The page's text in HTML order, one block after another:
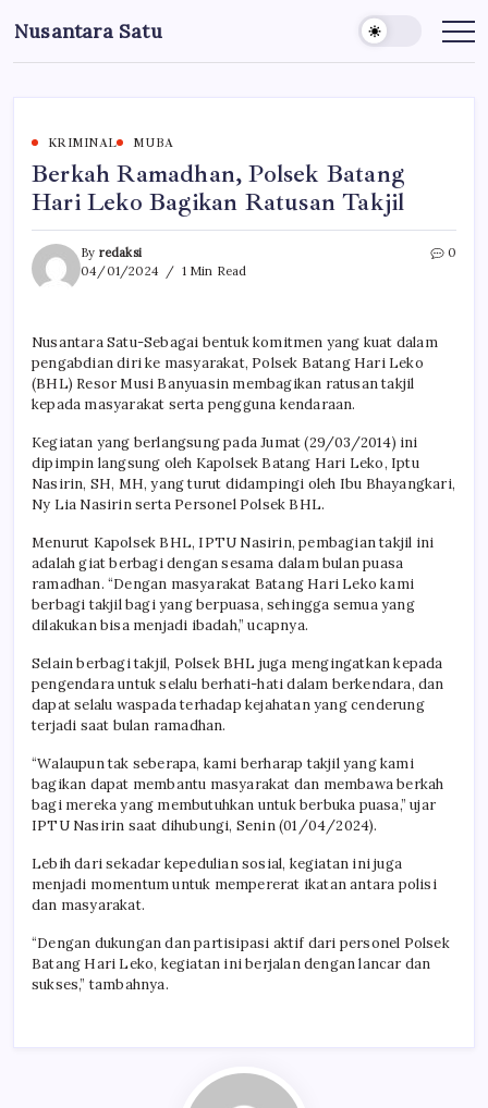
to
content
Nusantara Satu
Berita
Nusantara
KRIMINAL MUBA
Berkah Ramadhan, Polsek Batang
Hari Leko Bagikan Ratusan Takjil
By redaksi
04/01/2024
1 Min Read
0
Nusantara Satu-Sebagai bentuk komitmen yang kuat dalam
pengabdian diri ke masyarakat, Polsek Batang Hari Leko
(BHL) Resor Musi Banyuasin membagikan ratusan takjil
kepada masyarakat serta pengguna kendaraan.
Kegiatan yang berlangsung pada Jumat (29/03/2014) ini
dipimpin langsung oleh Kapolsek Batang Hari Leko, Iptu
Nasirin, SH, MH, yang turut didampingi oleh Ibu Bhayangkari,
Ny Lia Nasirin serta Personel Polsek BHL.
Menurut Kapolsek BHL, IPTU Nasirin, pembagian takjil ini
adalah giat berbagi dengan sesama dalam bulan puasa
ramadhan. “Dengan masyarakat Batang Hari Leko kami
berbagi takjil bagi yang berpuasa, sehingga semua yang
dilakukan bisa menjadi ibadah,” ucapnya.
Selain berbagi takjil, Polsek BHL juga mengingatkan kepada
pengendara untuk selalu berhati-hati dalam berkendara, dan
dapat selalu waspada terhadap kejahatan yang cenderung
terjadi saat bulan ramadhan.
“Walaupun tak seberapa, kami berharap takjil yang kami
bagikan dapat membantu masyarakat dan membawa berkah
bagi mereka yang membutuhkan untuk berbuka puasa,” ujar
IPTU Nasirin saat dihubungi, Senin (01/04/2024).
Lebih dari sekadar kepedulian sosial, kegiatan ini juga
menjadi momentum untuk mempererat ikatan antara polisi
dan masyarakat.
“Dengan dukungan dan partisipasi aktif dari personel Polsek
Batang Hari Leko, kegiatan ini berjalan dengan lancar dan
sukses,” tambahnya.